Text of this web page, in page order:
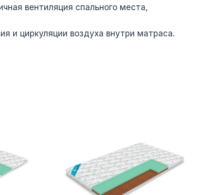
вентиляция спального места,
и циркуляции воздуха внутри матраса.